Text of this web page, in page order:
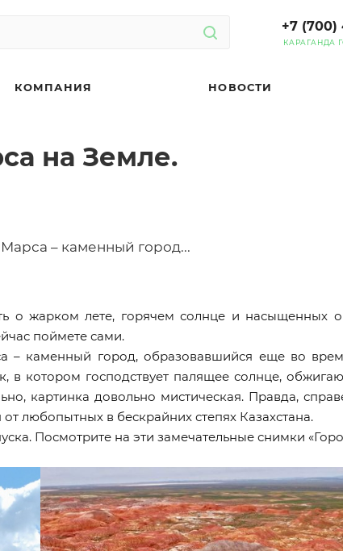
+7 (700)
КАРАГАНДА
КОМПАНИЯ НОВОСТИ
на Земле.
– каменный город...
о жарком лете, горячем солнце и насыщенных
поймете сами.
– каменный город, образовавшийся еще во
в котором господствует палящее солнце,
картинка довольно мистическая. Правда,
любопытных в бескрайних степях Казахстана.
Посмотрите на эти замечательные снимки